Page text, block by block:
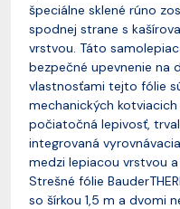
špeciálne sklené rúno
spodnej strane s
vrstvou. Táto
bezpečné upevnenie na
vlastnosťami tejto fólie
mechanických
počiatočná lepivosť,
integrovaná
medzi lepiacou vrstvou
Strešné fólie
so šírkou 1,5 m a dvomi